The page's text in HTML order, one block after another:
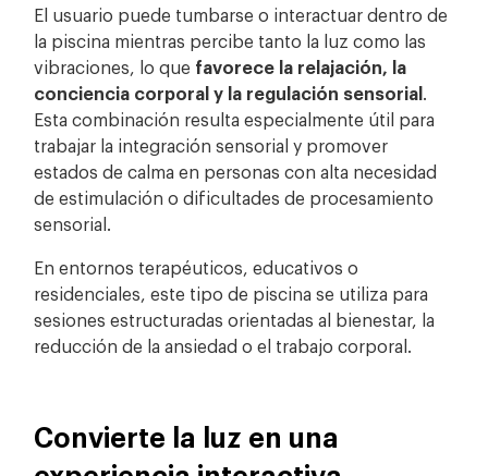
El usuario puede tumbarse o interactuar dentro de
la piscina mientras percibe tanto la luz como las
vibraciones, lo que favorece la relajación, la
conciencia corporal y la regulación sensorial.
Esta combinación resulta especialmente útil para
trabajar la integración sensorial y promover
estados de calma en personas con alta necesidad
de estimulación o dificultades de procesamiento
sensorial.
En entornos terapéuticos, educativos o
residenciales, este tipo de piscina se utiliza para
sesiones estructuradas orientadas al bienestar, la
reducción de la ansiedad o el trabajo corporal.
Convierte la luz en una